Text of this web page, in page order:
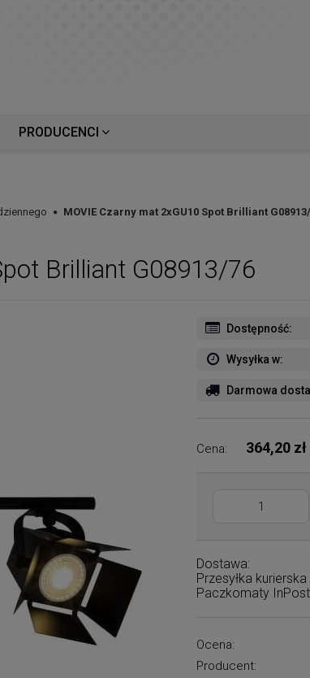
PRODUCENCI
MOVIE Czarny mat 2xGU10 Spot Brilliant
Brilliant G08913/76
Dostępność:
Wysyłka w:
Darmowa
Cena: 364,20 zł
Dostawa:
Przesyłka kurierska
Paczkomaty InPost
Ocena:
Producent: